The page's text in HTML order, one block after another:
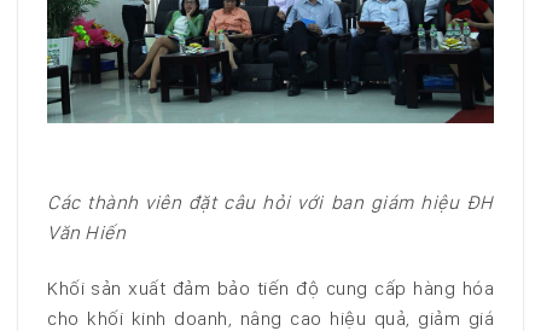
Các thành viên đặt câu hỏi với ban giám hiệu ĐH
Văn Hiến
Khối sản xuất đảm bảo tiến độ cung cấp hàng hóa
cho khối kinh doanh, nâng cao hiệu quả, giảm giá